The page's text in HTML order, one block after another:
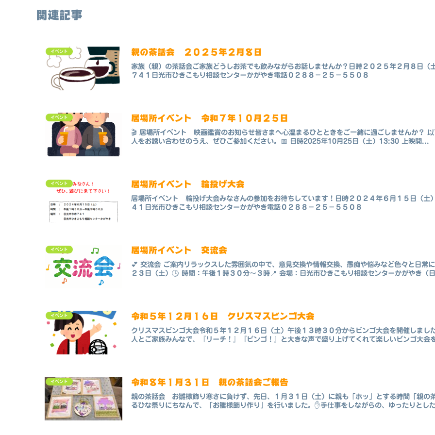
関連記事
イベント 親の茶話会 ２０２５年２月８日
家族（親）の茶話会ご家族どうしお茶でも飲みながらお話しませんか？日時２０２５年２月８日
７４１日光市ひきこもり相談センターかがやき電話０２８８－２５－５５０８
イベント 居場所イベント 令和７年１０月２５日
🎬 居場所イベント 映画鑑賞のお知らせ皆さまへ心温まるひとときをご一緒に過ごしませんか？
人をお誘い合わせのうえ、ぜひご参加ください。📅 日時2025年10月25日（土）13:30 上映開...
イベント 居場所イベント 輪投げ大会
居場所イベント 輪投げ大会みなさんの参加をお待ちしています！日時２０２４年６月１５日（土
４１日光市ひきこもり相談センターかがやき電話０２８８－２５－５５０８
イベント 居場所イベント 交流会
💕 交流会 ご案内リラックスした雰囲気の中で、意見交換や情報交換、愚痴や悩みなど色々と日
２３日（土）🕒 時間：午後１時３０分〜３時📍 会場：日光市ひきこもり相談センターかがやき（
イベント 令和５年１２月１６日 クリスマスビンゴ大会
クリスマスビンゴ大会令和５年１２月１６日（土）午後１３時３０分からビンゴ大会を開催しま
人とご家族みんなで、『リーチ！』『ビンゴ！』と大きな声で盛り上げてくれて楽しいビンゴ大会
イベント 令和８年１月３１日 親の茶話会ご報告
親の茶話会 お雛様飾り寒さに負けず、先日、１月３１日（土）に親も「ホッ」とする時間「親の
るひな祭りにちなんで、「お雛様飾り作り」を行いました。✋手仕事をしながらの、ゆったりとし